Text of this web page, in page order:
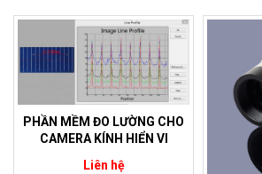
PHẦN MỀM ĐO LƯỜNG CHO
CAMERA KÍNH HIỂN VI
Liên hệ